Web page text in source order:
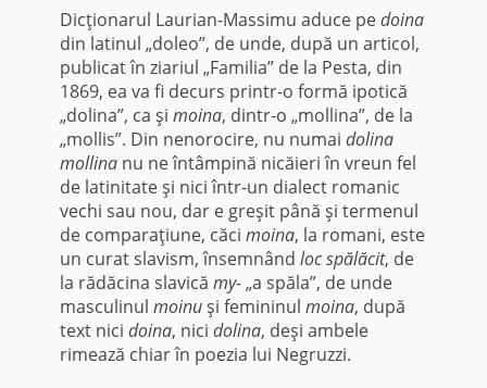
Dicţionarul Laurian-Massimu aduce pedoina
din latinul „doleo”, de unde, după un articol,
publicat în ziariul „Familia” de la Pesta, din
1869, ea va fi decurs printr-o formă ipotică
„dolina”, ca şi moina, dintr-o „mollina”, de la
„mollis”. Din nenorocire, nu nu­mai dolina
mollinanu ne întâmpină nicăieri în vre­un fel
de latinitate şi nici într-un dialect romanic
vechi sau nou, dar e greşit până şi termenul
de comparaţiune, căci moina, la romani, este
un curat slavism, însemnând loc spălăcit, de
la rădăcina slavică my-„a spăla”, de unde
masculinul moinuşi femininul moina, după
text nici doina, nici dolina, deşi ambele
rimează chiar în poezia lui Negruzzi.